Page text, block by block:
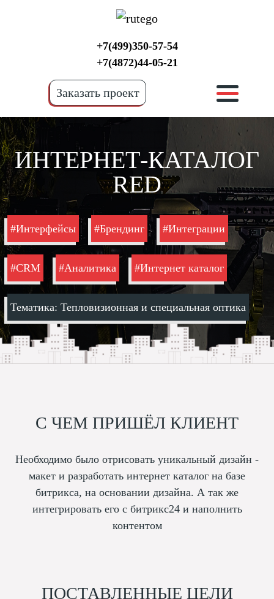
Заказать проект
+7(499)350-57-54
+7(4872)44-05-21
ИНТЕРНЕТ-КАТАЛОГ
RED
#Интерфейсы #Брендинг #Интеграции
#CRM #Аналитика #Интернет каталог
Тематика: Тепловизионная и специальная оптика
С ЧЕМ ПРИШЁЛ КЛИЕНТ
Необходимо было отрисовать уникальный дизайн -
макет и разработать интернет каталог на базе
битрикса, на основании дизайна. А так же
интегрировать его с битрикс24 и наполнить
контентом
ПОСТАВЛЕННЫЕ ЦЕЛИ